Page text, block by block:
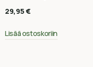
29,95€
Lisää ostoskoriin